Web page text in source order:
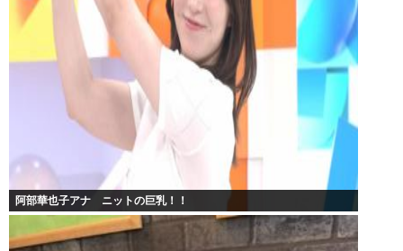
阿部華也子アナ ニットの巨乳！！